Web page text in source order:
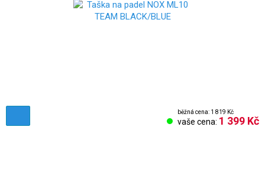
běžná cena: 1 819 Kč
vaše cena: 1 399 Kč